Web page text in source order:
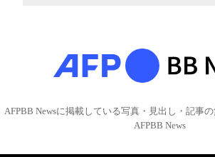
AFPBB Newsに掲載している写真・見出し・記事
AFPBB News